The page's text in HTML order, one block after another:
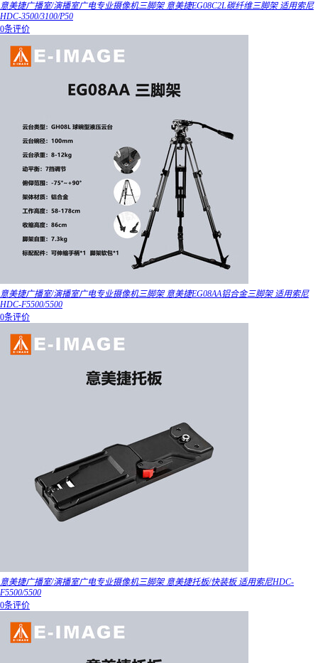
意美捷广播室/演播室广电专业摄像机三脚架 意美捷EG08C2L碳纤维三脚架 适用索尼
HDC-3500/3100/P50
0条评价
意美捷广播室/演播室广电专业摄像机三脚架 意美捷EG08AA铝合金三脚架 适用索尼
HDC-F5500/5500
0条评价
意美捷广播室/演播室广电专业摄像机三脚架 意美捷托板/快装板 适用索尼HDC-
F5500/5500
0条评价